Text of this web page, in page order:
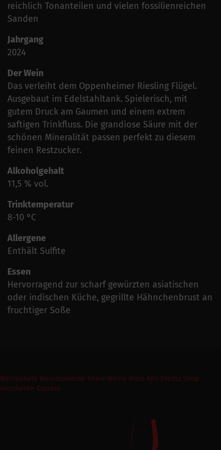
reichlich Tonanteilen und vielen fossilienreichen
Sanden
Jahrgang
2024
Der Wein
Das verleiht dem Oppenheimer Riesling Flügel.
Ausgebaut im Edelstahltank. Spielerisch, mit
gutem Druck am Gaumen und einem extrem
saftigen Trinkfluss. Die grandiose Säure mit der
schönen Mineralität passen perfekt zu diesem
feinen Restzucker.
Alkoholgehalt
11,5 % vol.
Trinktemperatur
8-10 °C
Allergene
Enthält Sulfite
Essen
Hervorragend zur scharf gewürzten asiatischen
oder indischen Küche, gegrillte Hähnchenbrust an
fruchtiger Soße
Weinpakete Weinmomente Keine Weine Wein Abo Events Shop
Geschenke Express